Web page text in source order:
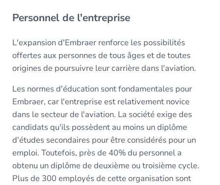
Personnel de l'entreprise
L'expansion d'Embraer renforce les possibilités
offertes aux personnes de tous âges et de toutes
origines de poursuivre leur carrière dans l'aviation.
Les normes d'éducation sont fondamentales pour
Embraer, car l'entreprise est relativement novice
dans le secteur de l'aviation. La société exige des
candidats qu'ils possèdent au moins un diplôme
d'études secondaires pour être considérés pour un
emploi. Toutefois, près de 40% du personnel a
obtenu un diplôme de deuxième ou troisième cycle.
Plus de 300 employés de cette organisation sont